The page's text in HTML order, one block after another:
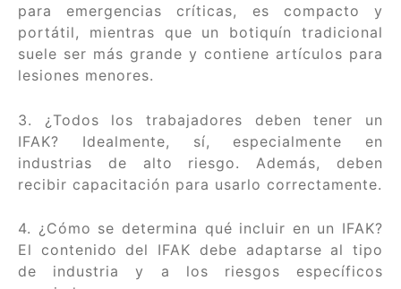
para emergencias críticas, es compacto y
portátil, mientras que un botiquín tradicional
suele ser más grande y contiene artículos para
lesiones menores.
3. ¿Todos los trabajadores deben tener un
IFAK? Idealmente, sí, especialmente en
industrias de alto riesgo. Además, deben
recibir capacitación para usarlo correctamente.
4. ¿Cómo se determina qué incluir en un IFAK?
El contenido del IFAK debe adaptarse al tipo
de industria y a los riesgos específicos